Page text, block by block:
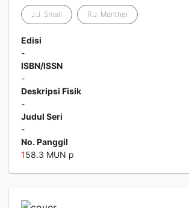
J.J. Small R.J. Manthei
Edisi
-
ISBN/ISSN
-
Deskripsi Fisik
-
Judul Seri
-
No. Panggil
158.3 MUN p